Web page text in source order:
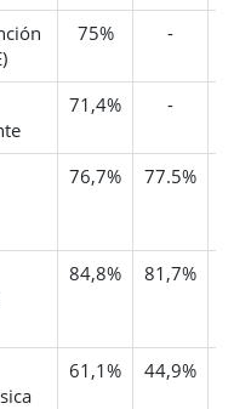
75% -
71,4% -
76,7% 77.5%
84,8% 81,7%
61,1% 44,9%